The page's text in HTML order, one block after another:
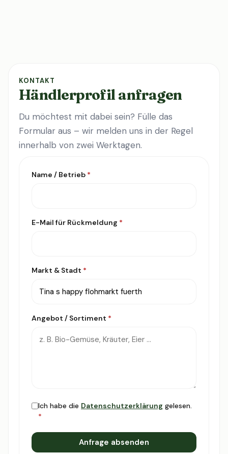
KONTAKT
Händlerprofil anfragen
Du möchtest mit dabei sein? Fülle das
Formular aus – wir melden uns in der Regel
innerhalb von zwei Werktagen.
Name / Betrieb *
E-Mail für Rückmeldung *
Markt & Stadt *
Angebot / Sortiment *
Ich habe die Datenschutzerklärung gelesen.
*
Anfrage absenden